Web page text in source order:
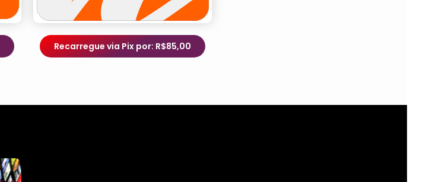
Recarregue via Pix por: R$85,00